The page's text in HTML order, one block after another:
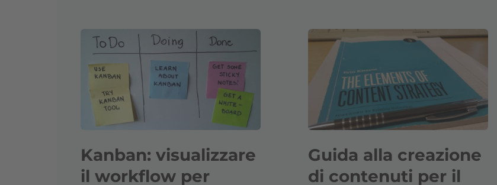
Kanban: visualizzare
il workflow per
Guida alla creazione
di contenuti per il